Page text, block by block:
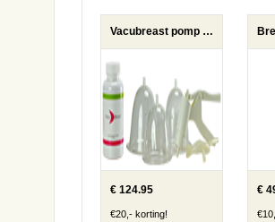
Vacubreast pomp met 1 pot
€ 124.95
€20,- korting!
€